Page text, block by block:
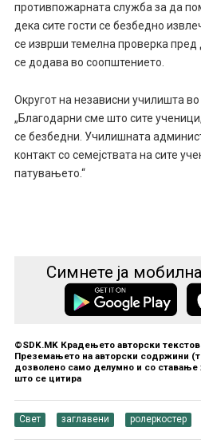
противпожарната служба за да
дека сите гости се безбедно
се изврши темелна проверка пред
се додава во соопштението.
Округот на независни училишта во
„Благодарни сме што сите
се безбедни. Училишната
контакт со семејствата на сите
патувањето.“
Симнете ја
©SDK.MK Крадењето авторски
Преземањето на авторски содржини
дозволено само делумно и со
што се цитира
Свет заглавени ролеркостер